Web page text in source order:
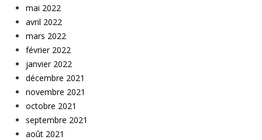
mai 2022
avril 2022
mars 2022
février 2022
janvier 2022
décembre 2021
novembre 2021
octobre 2021
septembre 2021
août 2021